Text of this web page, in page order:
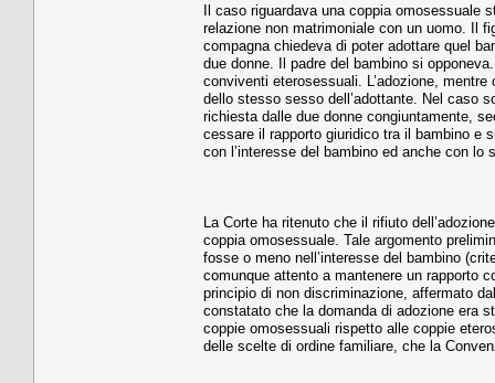
Il caso riguardava una coppia omosessuale
relazione non matrimoniale con un uomo. Il
compagna chiedeva di poter adottare quel
due donne. Il padre del bambino si
conviventi eterosessuali. L’adozione,
dello stesso sesso dell’adottante. Nel caso
richiesta dalle due donne congiuntamente,
cessare il rapporto giuridico tra il bambino e
con l’interesse del bambino ed anche con
La Corte ha ritenuto che il rifiuto
coppia omosessuale. Tale argomento
fosse o meno nell’interesse del bambino
comunque attento a mantenere un rapporto
principio di non discriminazione, affermato
constatato che la domanda di adozione era
coppie omosessuali rispetto alle coppie
delle scelte di ordine familiare, che la